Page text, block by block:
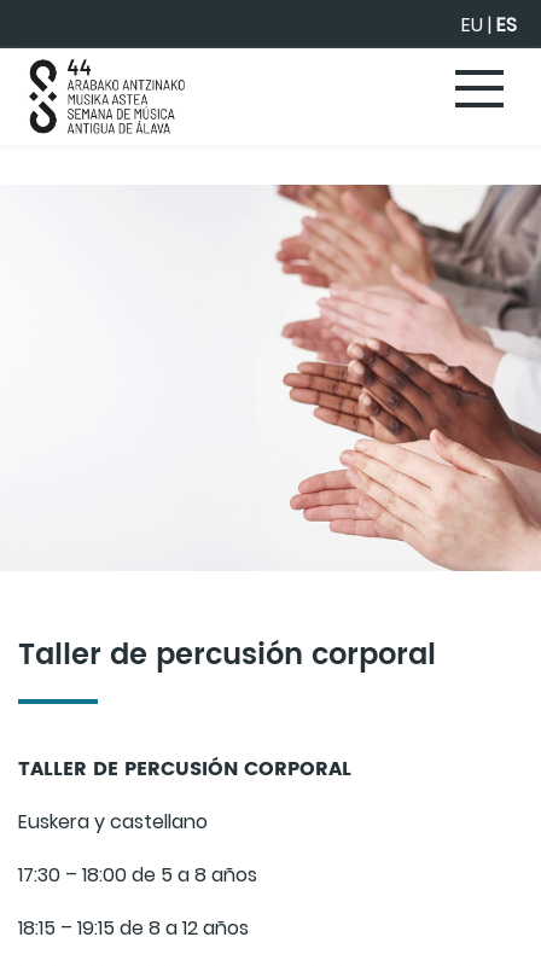
EU|ES
Taller de percusión corporal
TALLER DE PERCUSIÓN CORPORAL
Euskera y castellano
17:30 – 18:00 de 5 a 8 años
18:15 – 19:15 de 8 a 12 años